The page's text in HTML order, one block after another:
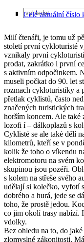
Celé aktuální číslo
Milí čtenáři, je tomu už
století první cykloturisté
vznikaly první
prodat, zakrátko i první
s aktivním odpočinkem.
museli počkat do 90. let
rozmach cykloturistiky a
přetlak cyklistů, často
značených turistických
horším koncem. Ale
lozofi í – dálkoplazů s
Cyklisté se ale také dělí
kilometrů, kteří se v
kolik že toho o víkendu
elektromotoru na svém
skupinou jsou pozéři.
s kolem na střeše svého
udělají si kolečko, vyfotí
dobrého a hurá, jede se
toho, že prostě jedou.
co jim okolí trasy nabízí.
vdolky.
Bez ohledu na to, do
zlomyslné zákonitosti.